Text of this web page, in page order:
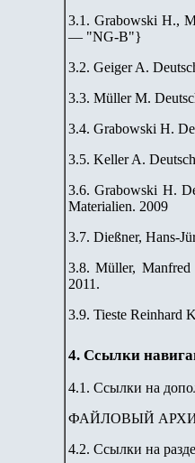
3.1. Grabowski H.,
— "NG-B"}
3.2. Geiger A.
3.3. Müller M.
3.4. Grabowski H.
3.5. Keller A.
3.6. Grabowski H.
Materialien. 2009
3.7. Dießner, Hans-
3.8. Müller, Manfred
2011.
3.9. Tieste Reinhard
4. Ссылки
4.1. Ссылки на
ФАЙЛОВЫЙ
4.2. Ссылки на